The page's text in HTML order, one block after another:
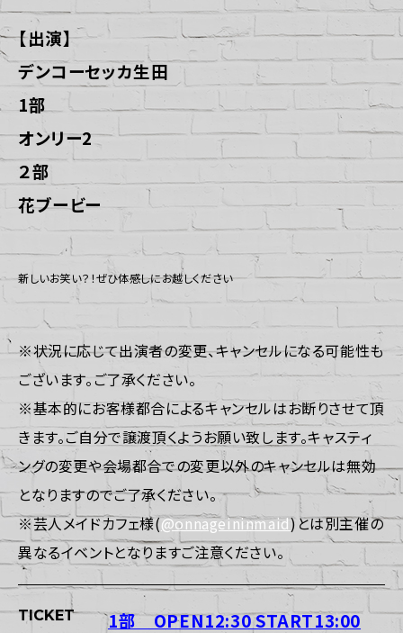
【出演】
デンコーセッカ生田
1部
オンリー2
２部
花ブービー
新しいお笑い？！ぜひ体感しにお越しください
※状況に応じて出演者の変更、キャンセルになる可能性も
ございます。ご了承ください。
※基本的にお客様都合によるキャンセルはお断りさせて頂
きます。ご自分で譲渡頂くようお願い致します。キャスティ
ングの変更や会場都合での変更以外のキャンセルは無効
となりますのでご了承ください。
※芸人メイドカフェ様(@onnageininmaid)とは別主催の
異なるイベントとなりますご注意ください。
TICKET 1部 OPEN12:30 START13:00